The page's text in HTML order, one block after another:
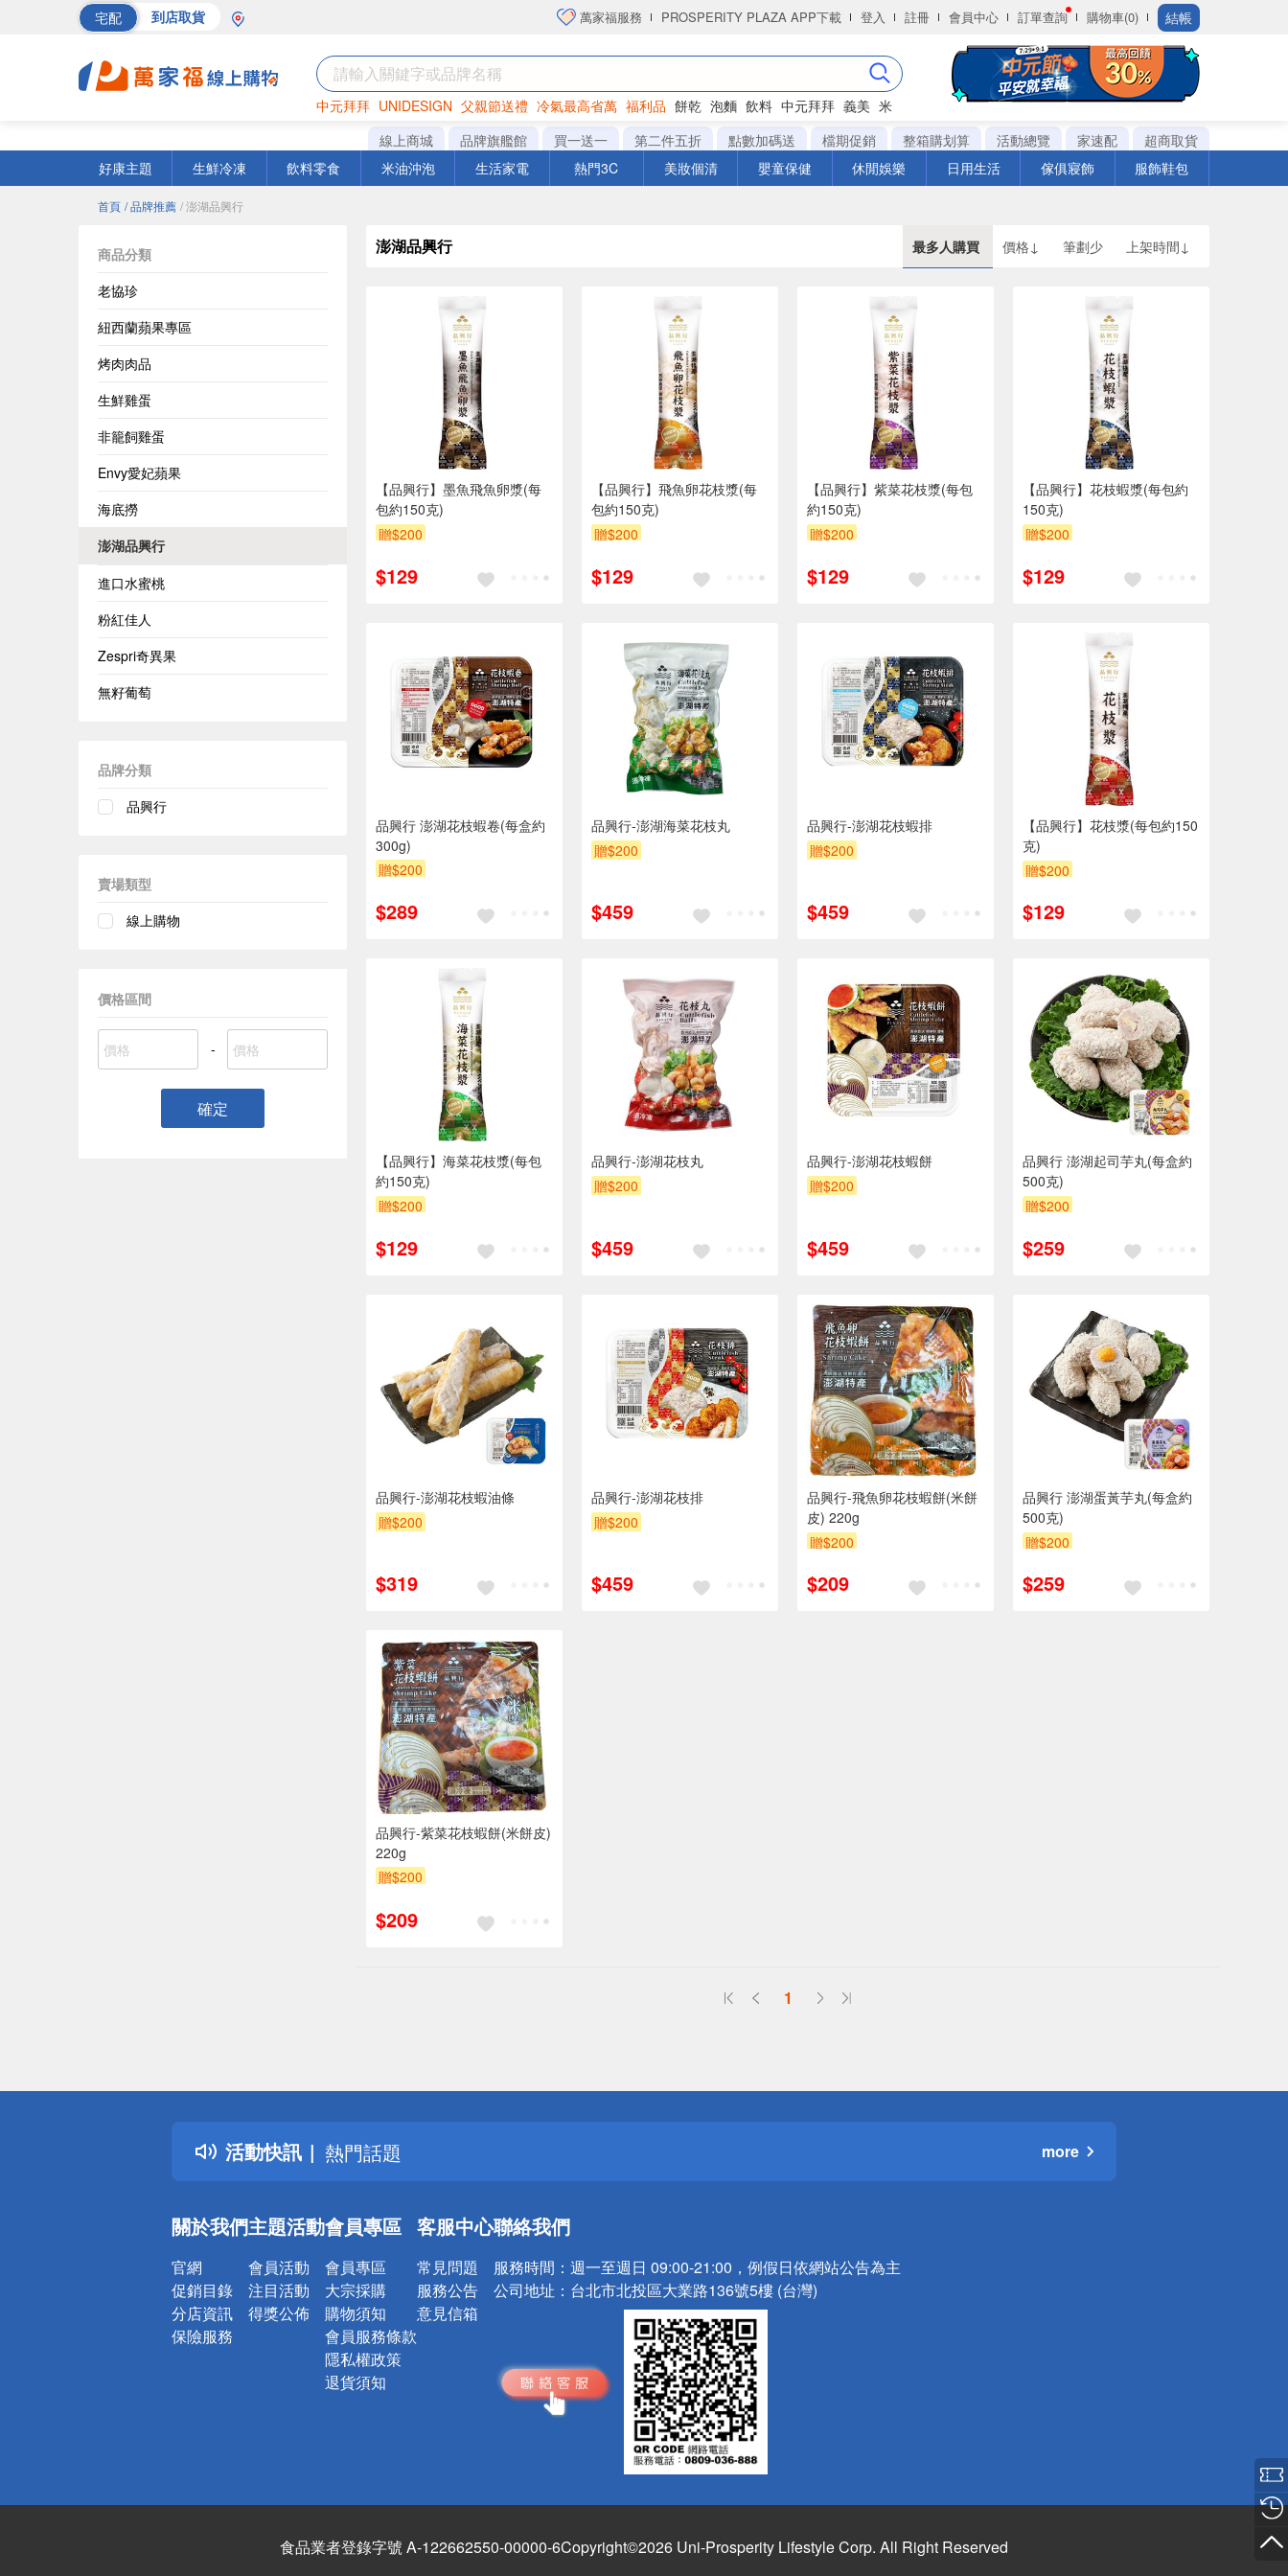
宅配 到店取貨 萬家福服務 PROSPERITY PLAZA APP下載 登入 註冊 會員中心 訂單查詢 購物車(0) 結帳
中元拜拜 UNIDESIGN 父親節送禮 冷氣最高省萬 福利品 餅乾 泡麵 飲料 中元拜拜 義美 米
罐頭 海苔 洋芋片
線上商城 品牌旗艦館 買一送一 第二件五折 點數加碼送 檔期促銷 整箱購划算 活動總覽 家速配
超商取貨
好康主題
生鮮冷凍 飲料零食 米油沖泡 生活家電 熱門3C 美妝個清 嬰童保健 休閒娛樂 日用生活 傢俱寢飾 服飾鞋包
首頁 / 品牌推薦 / 澎湖品興行
商品分類
老協珍
紐西蘭蘋果專區
烤肉肉品
生鮮雞蛋
非籠飼雞蛋
Envy愛妃蘋果
海底撈
澎湖品興行
進口水蜜桃
粉紅佳人
Zespri奇異果
無籽葡萄
品牌分類
品興行
賣場類型
線上購物
價格區間
-
確定
澎湖品興行 最多人購買 價格↓ 筆劃少 上架時間↓
【品興行】墨魚飛魚卵漿(每
包約150克)
贈$200
$129
【品興行】飛魚卵花枝漿(每
包約150克)
贈$200
$129
【品興行】紫菜花枝漿(每包
約150克)
贈$200
$129
【品興行】花枝蝦漿(每包約
150克)
贈$200
$129
品興行 澎湖花枝蝦卷(每盒約
300g)
贈$200
$289
品興行-澎湖海菜花枝丸
贈$200
$459
品興行-澎湖花枝蝦排
贈$200
$459
【品興行】花枝漿(每包約150
克)
贈$200
$129
【品興行】海菜花枝漿(每包
約150克)
贈$200
$129
品興行-澎湖花枝丸
贈$200
$459
品興行-澎湖花枝蝦餅
贈$200
$459
品興行 澎湖起司芋丸(每盒約
500克)
贈$200
$259
品興行-澎湖花枝蝦油條
贈$200
$319
品興行-澎湖花枝排
贈$200
$459
品興行-飛魚卵花枝蝦餅(米餅
皮) 220g
贈$200
$209
品興行 澎湖蛋黃芋丸(每盒約
500克)
贈$200
$259
品興行-紫菜花枝蝦餅(米餅皮)
220g
贈$200
$209
1
活動快訊
詐騙網頁！請小心！
得獎公告
熱門話題
銀行優惠
詐騙網頁！請小心！
more
關於我們
官網
促銷目錄
分店資訊
保險服務
主題活動
會員活動
注目活動
得獎公佈
會員專區
會員專區
大宗採購
購物須知
會員服務條款
隱私權政策
退貨須知
客服中心
常見問題
服務公告
意見信箱
聯絡我們
服務時間： 週一至週日 09:00-21:00，例假日依網站公告為主
公司地址： 台北市北投區大業路136號5樓 (台灣)
食品業者登錄字號 A-122662550-00000-6Copyright©2026 Uni-Prosperity Lifestyle Corp. All Right Reserved